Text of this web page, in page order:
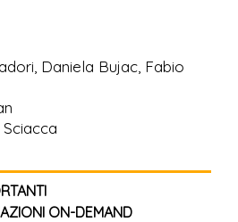
Daniela Bujac, Fabio
ON-DEMAND